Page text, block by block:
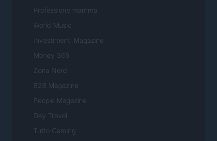
Professione mamma
World Music
Investimenti Magazine
Money 365
Zona Nerd
B2B Magazine
People Magazine
Day Travel
Tutto Gaming